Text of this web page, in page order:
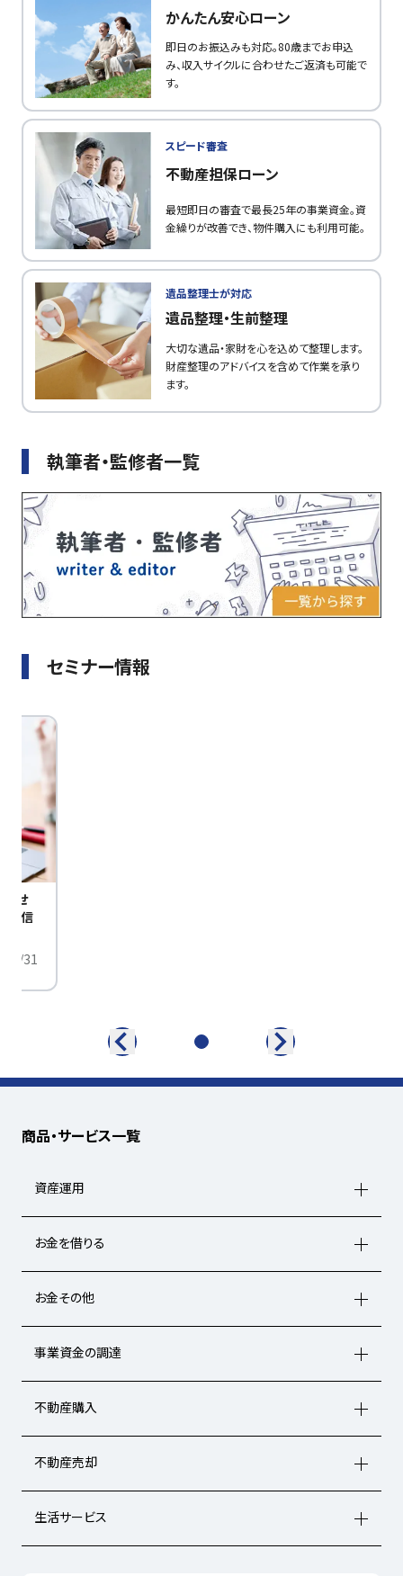
かんたん安心ローン
即日のお振込みも対応。80歳までお申込
み、収入サイクルに合わせたご返済も可能で
す。
スピード審査
不動産担保ローン
最短即日の審査で最長25年の事業資金。資
金繰りが改善でき、物件購入にも利用可能。
遺品整理士が対応
遺品整理・生前整理
大切な遺品・家財を心を込めて整理します。
財産整理のアドバイスを含めて作業を承り
ます。
執筆者・監修者一覧
セミナー情報
ませ
配信
31
商品・サービス一覧
資産運用
お金を借りる
お金その他
事業資金の調達
不動産購入
不動産売却
生活サービス